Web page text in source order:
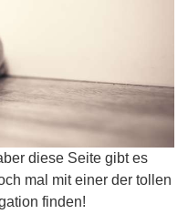
diese Seite gibt es
mal mit einer der tollen
finden!